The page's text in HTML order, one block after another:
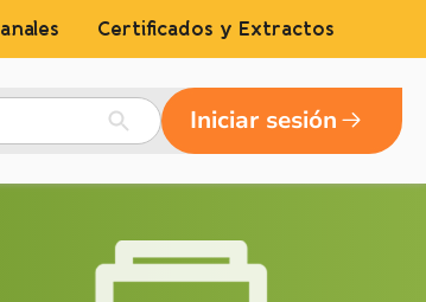
Certificados y Extractos
Iniciar sesión